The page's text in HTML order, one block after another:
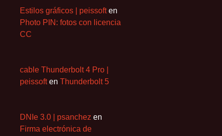
Estilos gráficos | peissoften
Photo PIN: fotos con licencia
CC
cable Thunderbolt 4 Pro |
peissoften Thunderbolt 5
DNIe 3.0 | psanchez en
Firma electrónica de